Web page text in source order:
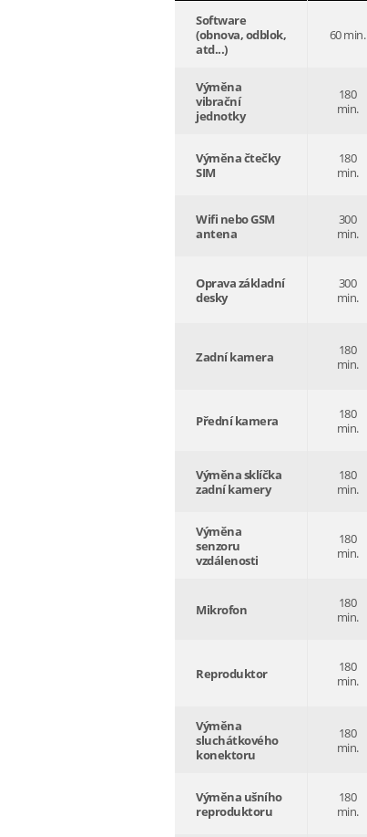
Software
(obnova, odblok,
atd...)
60 min.
Výměna
vibrační
jednotky
180
min.
Výměna čtečky
SIM
180
min.
Wifi nebo GSM
antena
300
min.
Oprava základní
desky
300
min.
Zadní kamera
180
min.
Přední kamera
180
min.
Výměna sklíčka
zadní kamery
180
min.
Výměna
senzoru
vzdálenosti
180
min.
Mikrofon
180
min.
Reproduktor
180
min.
Výměna
sluchátkového
konektoru
180
min.
Výměna ušního
reproduktoru
180
min.